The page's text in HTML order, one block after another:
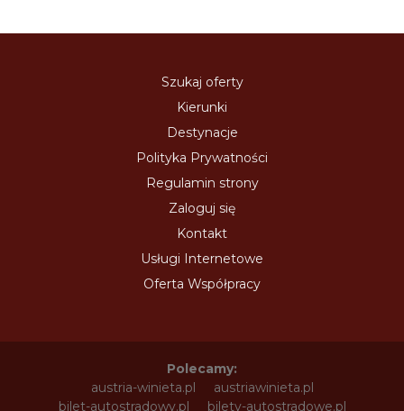
Szukaj oferty
Kierunki
Destynacje
Polityka Prywatności
Regulamin strony
Zaloguj się
Kontakt
Usługi Internetowe
Oferta Współpracy
Polecamy:
austria-winieta.pl
austriawinieta.pl
bilet-autostradowy.pl
bilety-autostradowe.pl